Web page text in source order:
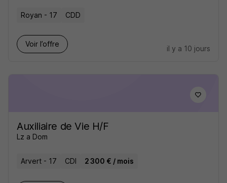
Royan - 17 CDD
Voir l’offre
il y a 10 jours
Auxiliaire de Vie H/F
Lz a Dom
Arvert - 17 CDI 2 300 € / mois